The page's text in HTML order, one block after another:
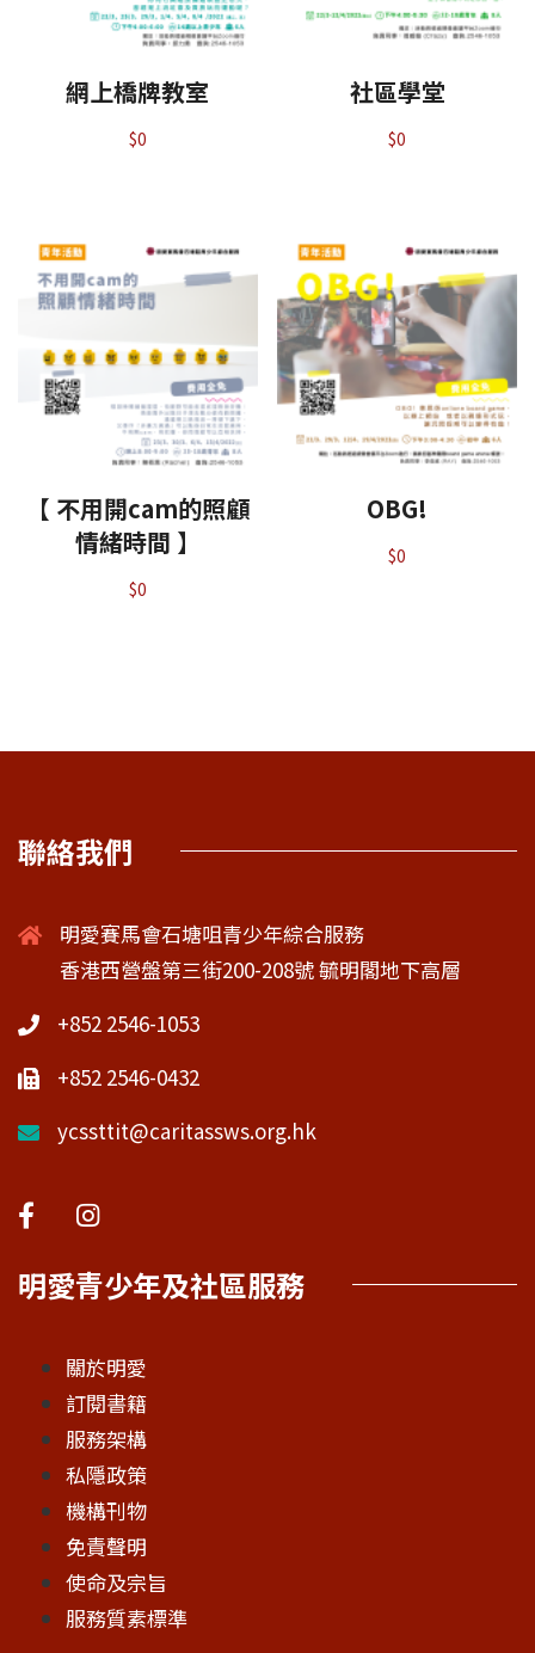
網上橋牌教室
$0
社區學堂
$0
【 不用開cam的照顧
情緒時間 】
$0
OBG!
$0
聯絡我們
明愛賽馬會石塘咀青少年綜合服務
香港西營盤第三街200-208號 毓明閣地下高層
+852 2546-1053
+852 2546-0432
ycssttit@caritassws.org.hk
明愛青少年及社區服務
關於明愛
訂閱書籍
服務架構
私隱政策
機構刊物
免責聲明
使命及宗旨
服務質素標準